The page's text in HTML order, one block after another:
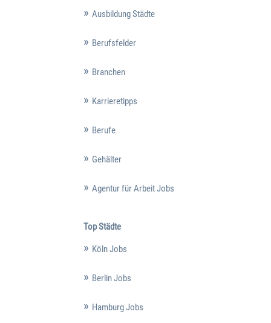
Ausbildung Städte
Berufsfelder
Branchen
Karrieretipps
Berufe
Gehälter
Agentur für Arbeit Jobs
Top Städte
Köln Jobs
Berlin Jobs
Hamburg Jobs